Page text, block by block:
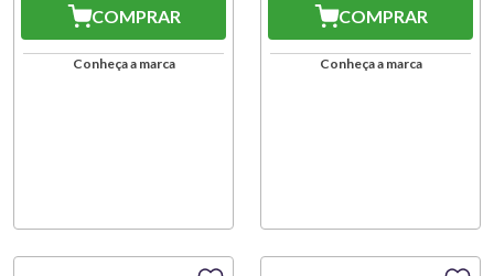
COMPRAR
Conheça a marca
COMPRAR
Conheça a marca